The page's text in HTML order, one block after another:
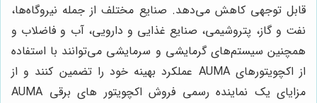
قابل توجهی کاهش می‌دهد. صنایع مختلف از جمله نیروگاه‌ها،
نفت و گاز، پتروشیمی، صنایع غذایی و دارویی، آب و فاضلاب و
همچنین سیستم‌های گرمایشی و سرمایشی می‌توانند با استفاده
از اکچویتورهای AUMA عملکرد بهینه خود را تضمین کنند و از
مزایای یک نماینده رسمی فروش اکچویتور های برقی AUMA